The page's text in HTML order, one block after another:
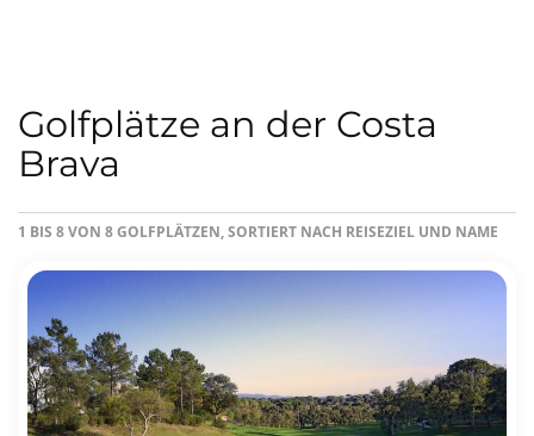
Golfplätze an der Costa
Brava
1 BIS 8 VON 8 GOLFPLÄTZEN, SORTIERT NACH REISEZIEL UND NAME